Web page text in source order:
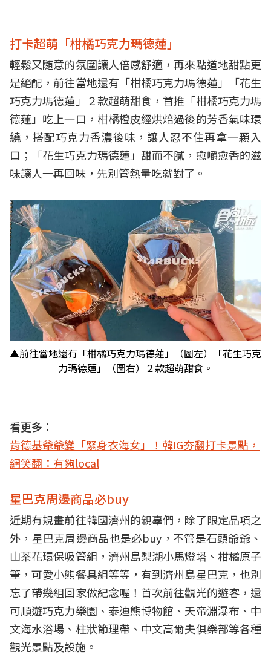
打卡超萌「柑橘巧克力瑪德蓮」
輕鬆又随意的氛圍讓人倍感舒適，再來點道地甜點更
是絕配，前往當地還有「柑橘巧克力瑪德蓮」「花生
巧克力瑪德蓮」２款超萌甜食，首推「柑橘巧克力瑪
德蓮」吃上一口，柑橘橙皮經烘焙過後的芳香氣味環
繞，搭配巧克力香濃後味，讓人忍不住再拿一顆入
口；「花生巧克力瑪德蓮」甜而不膩，愈嚼愈香的滋
味讓人一再回味，先別管熱量吃就對了。
▲前往當地還有「柑橘巧克力瑪德蓮」（圖左）「花生巧克
力瑪德蓮」（圖右）２款超萌甜食。
看更多：
肯德基爺爺變「緊身衣海女」！韓IG夯翻打卡景點，
網笑翻：有夠local
星巴克周邊商品必buy
近期有規畫前往韓國濟州的親辜們，除了限定品項之
外，星巴克周邊商品也是必buy，不管是石頭爺爺、
山茶花環保吸管組，濟州島梨湖小馬燈塔、柑橘原子
筆，可愛小熊餐具組等等，有到濟州島星巴克，也別
忘了帶幾組回家做紀念喔！首次前往觀光的遊客，還
可順遊巧克力樂園、泰迪熊博物館、天帝淵瀑布、中
文海水浴場、柱狀節理帶、中文高爾夫俱樂部等各種
觀光景點及設施。